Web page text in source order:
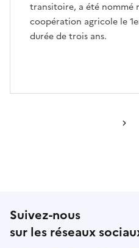
transitoire, a été nommé
coopération agricole le
durée de trois ans.
Suivez-nous
sur les réseaux